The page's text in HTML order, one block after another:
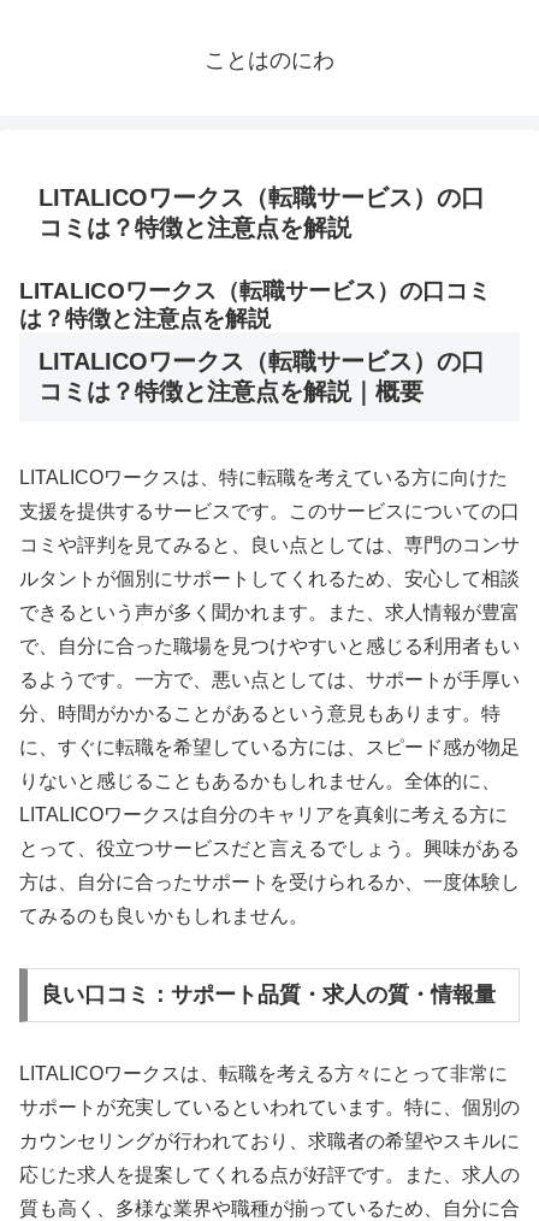
ことはのにわ
LITALICOワークス（転職サービス）の口
コミは？特徴と注意点を解説
LITALICOワークス（転職サービス）の口コミ
は？特徴と注意点を解説
LITALICOワークス（転職サービス）の口
コミは？特徴と注意点を解説｜概要
LITALICOワークスは、特に転職を考えている方に向けた
支援を提供するサービスです。このサービスについての口
コミや評判を見てみると、良い点としては、専門のコンサ
ルタントが個別にサポートしてくれるため、安心して相談
できるという声が多く聞かれます。また、求人情報が豊富
で、自分に合った職場を見つけやすいと感じる利用者もい
るようです。一方で、悪い点としては、サポートが手厚い
分、時間がかかることがあるという意見もあります。特
に、すぐに転職を希望している方には、スピード感が物足
りないと感じることもあるかもしれません。全体的に、
LITALICOワークスは自分のキャリアを真剣に考える方に
とって、役立つサービスだと言えるでしょう。興味がある
方は、自分に合ったサポートを受けられるか、一度体験し
てみるのも良いかもしれません。
良い口コミ：サポート品質・求人の質・情報量
LITALICOワークスは、転職を考える方々にとって非常に
サポートが充実しているといわれています。特に、個別の
カウンセリングが行われており、求職者の希望やスキルに
応じた求人を提案してくれる点が好評です。また、求人の
質も高く、多様な業界や職種が揃っているため、自分に合